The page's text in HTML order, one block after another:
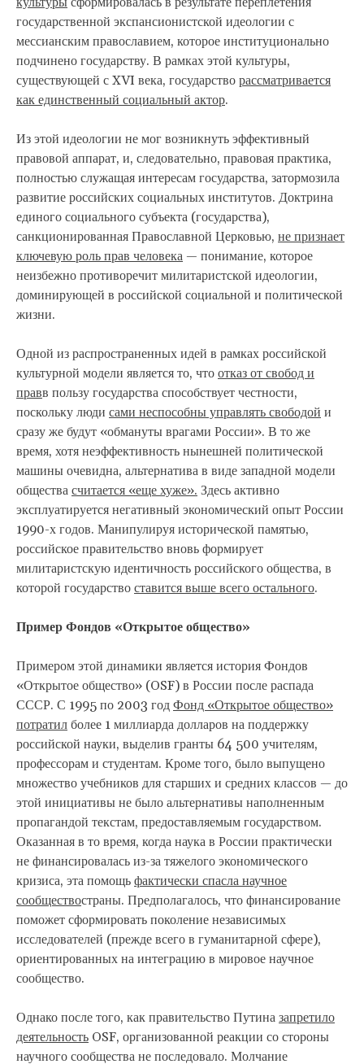
государственной экспансионистской идеологии с
мессианским православием, которое институционально
подчинено государству. В рамках этой культуры,
существующей с XVI века, государство рассматривается
как единственный социальный актор.
Из этой идеологии не мог возникнуть эффективный
правовой аппарат, и, следовательно, правовая практика,
полностью служащая интересам государства, затормозила
развитие российских социальных институтов. Доктрина
единого социального субъекта (государства),
санкционированная Православной Церковью, не признает
ключевую роль прав человека — понимание, которое
неизбежно противоречит милитаристской идеологии,
доминирующей в российской социальной и политической
жизни.
Одной из распространенных идей в рамках российской
культурной модели является то, что отказ от свобод и
правв пользу государства способствует честности,
поскольку люди сами неспособны управлять свободой и
сразу же будут «обмануты врагами России». В то же
время, хотя неэффективность нынешней политической
машины очевидна, альтернатива в виде западной модели
общества считается «еще хуже». Здесь активно
эксплуатируется негативный экономический опыт России
1990-х годов. Манипулируя исторической памятью,
российское правительство вновь формирует
милитаристскую идентичность российского общества, в
которой государство ставится выше всего остального.
Пример Фондов «Открытое общество»
Примером этой динамики является история Фондов
«Открытое общество» (OSF) в России после распада
СССР. С 1995 по 2003 год Фонд «Открытое общество»
потратил более 1 миллиарда долларов на поддержку
российской науки, выделив гранты 64 500 учителям,
профессорам и студентам. Кроме того, было выпущено
множество учебников для старших и средних классов — до
этой инициативы не было альтернативы наполненным
пропагандой текстам, предоставляемым государством.
Оказанная в то время, когда наука в России практически
не финансировалась из-за тяжелого экономического
кризиса, эта помощь фактически спасла научное
сообществостраны. Предполагалось, что финансирование
поможет сформировать поколение независимых
исследователей (прежде всего в гуманитарной сфере),
ориентированных на интеграцию в мировое научное
сообщество.
Однако после того, как правительство Путина запретило
деятельность OSF, организованной реакции со стороны
научного сообщества не последовало. Молчание